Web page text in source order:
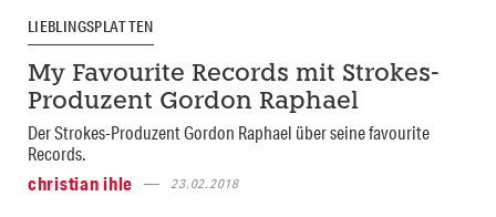
LIEBLINGSPLATTEN
My Favourite Records mit Strokes-
Produzent Gordon Raphael
Der Strokes-Produzent Gordon Raphael über seine favourite
Records.
christian ihle
23.02.2018